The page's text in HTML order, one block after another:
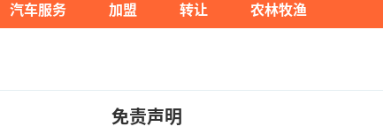
汽车服务 加盟 转让 农林牧渔
免责声明